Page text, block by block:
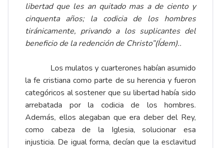
libertad que les an quitado mas a de ciento y
cinquenta años; la codicia de los hombres
tiránicamente, privando a los suplicantes del
beneficio de la redención de Christo”(Ídem)..
Los mulatos y cuarterones habían asumido
la fe cristiana como parte de su herencia y fueron
categóricos al sostener que su libertad había sido
arrebatada por la codicia de los hombres.
Además, ellos alegaban que era deber del Rey,
como cabeza de la Iglesia, solucionar esa
injusticia. De igual forma, decían que la esclavitud